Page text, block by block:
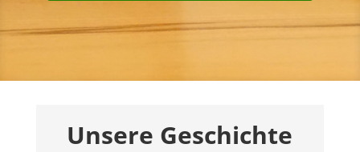
Unsere Geschichte